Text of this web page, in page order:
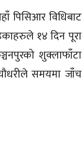
पिसिआर विधिबाट
१४ दिन पूरा
शुक्लाफाँटा
समयमा जाँच